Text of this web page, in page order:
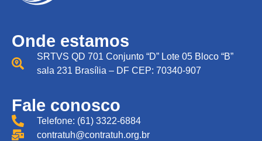
Onde estamos
SRTVS QD 701 Conjunto “D” Lote 05 Bloco “B”
sala 231 Brasília – DF CEP: 70340-907
Fale conosco
Telefone: (61) 3322-6884
contratuh@contratuh.org.br